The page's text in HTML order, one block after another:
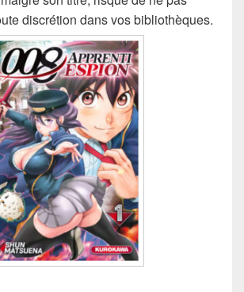
discrétion dans vos bibliothèques.